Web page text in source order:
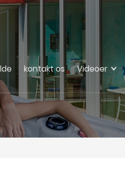
kontakt os Videoer